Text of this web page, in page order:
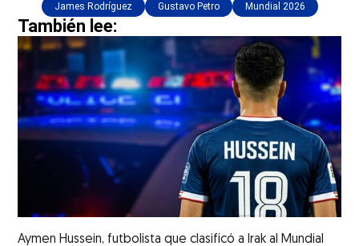
James Rodríguez Gustavo Petro Mundial 2026
También lee:
Aymen Hussein, futbolista que clasificó a Irak al Mundial